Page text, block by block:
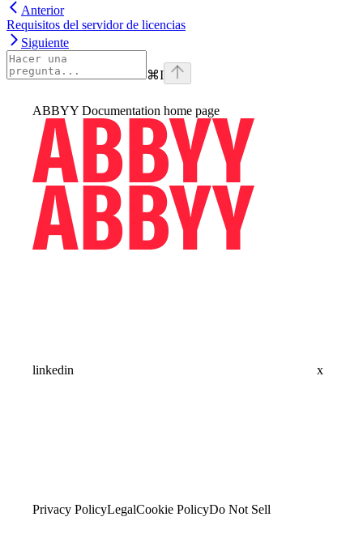
Anterior
Requisitos del servidor de licencias
Siguiente
⌘I
ABBYY Documentation home page
linkedin x
Privacy PolicyLegalCookie PolicyDo Not Sell